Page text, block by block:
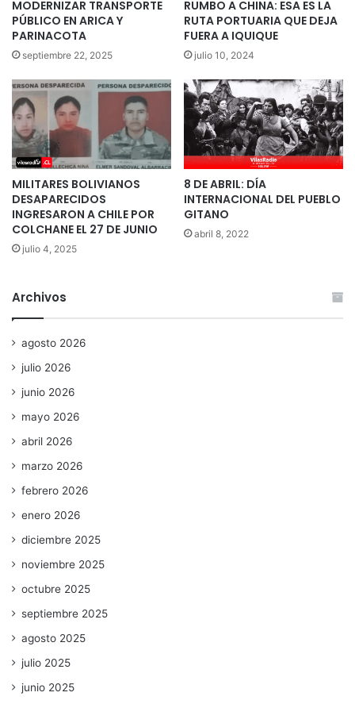
MODERNIZAR TRANSPORTE
PÚBLICO EN ARICA Y
PARINACOTA
septiembre 22, 2025
RUMBO A CHINA: ESA ES LA
RUTA PORTUARIA QUE DEJA
FUERA A IQUIQUE
julio 10, 2024
MILITARES BOLIVIANOS
DESAPARECIDOS
INGRESARON A CHILE POR
COLCHANE EL 27 DE JUNIO
julio 4, 2025
8 DE ABRIL: DÍA
INTERNACIONAL DEL PUEBLO
GITANO
abril 8, 2022
Archivos
agosto 2026
julio 2026
junio 2026
mayo 2026
abril 2026
marzo 2026
febrero 2026
enero 2026
diciembre 2025
noviembre 2025
octubre 2025
septiembre 2025
agosto 2025
julio 2025
junio 2025